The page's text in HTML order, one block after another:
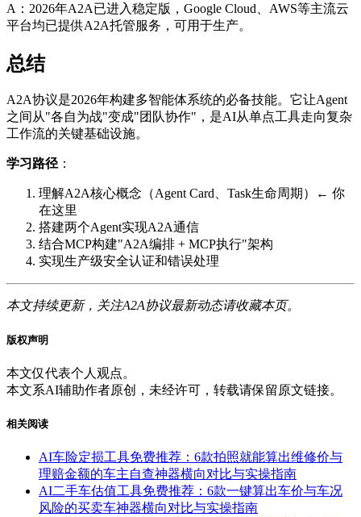
A：2026年A2A已进入稳定版，Google Cloud、AWS等主流云
平台均已提供A2A托管服务，可用于生产。
总结
A2A协议是2026年构建多智能体系统的必备技能。它让Agent
之间从"各自为战"变成"团队协作"，是AI从单点工具走向复杂
工作流的关键基础设施。
学习路径：
理解A2A核心概念（Agent Card、Task生命周期）← 你
在这里
搭建两个Agent实现A2A通信
结合MCP构建"A2A编排 + MCP执行"架构
实现生产级安全认证和错误处理
本文持续更新，关注A2A协议最新动态请收藏本页。
版权声明
本文仅代表个人观点。
本文系AI辅助作者原创，未经许可，转载请保留原文链接。
相关阅读
AI车险定损工具免费推荐：6款拍照就能算出维修价与
理赔金额的车主自查神器横向对比与实操指南
AI二手车估值工具免费推荐：6款一键算出车价与车况
风险的买卖车神器横向对比与实操指南